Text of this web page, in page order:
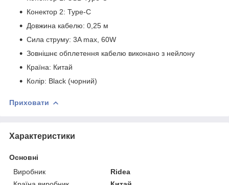
Конектор 2: Type-C
Довжина кабелю: 0,25 м
Сила струму: 3A max, 60W
Зовнішнє обплетення кабелю виконано з нейлону
Країна: Китай
Колір: Black (чорний)
Приховати
Характеристики
Основні
Виробник
Ridea